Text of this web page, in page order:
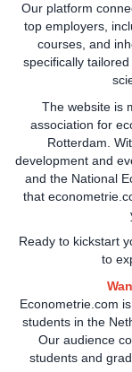
worden. Wij
Our platform
top employers,
courses, and
specifically
The website is
association for
Rotterdam.
development and
and the National
that
Ready to kickstart
to
Econometrie.com
students in the
Our audience
students and